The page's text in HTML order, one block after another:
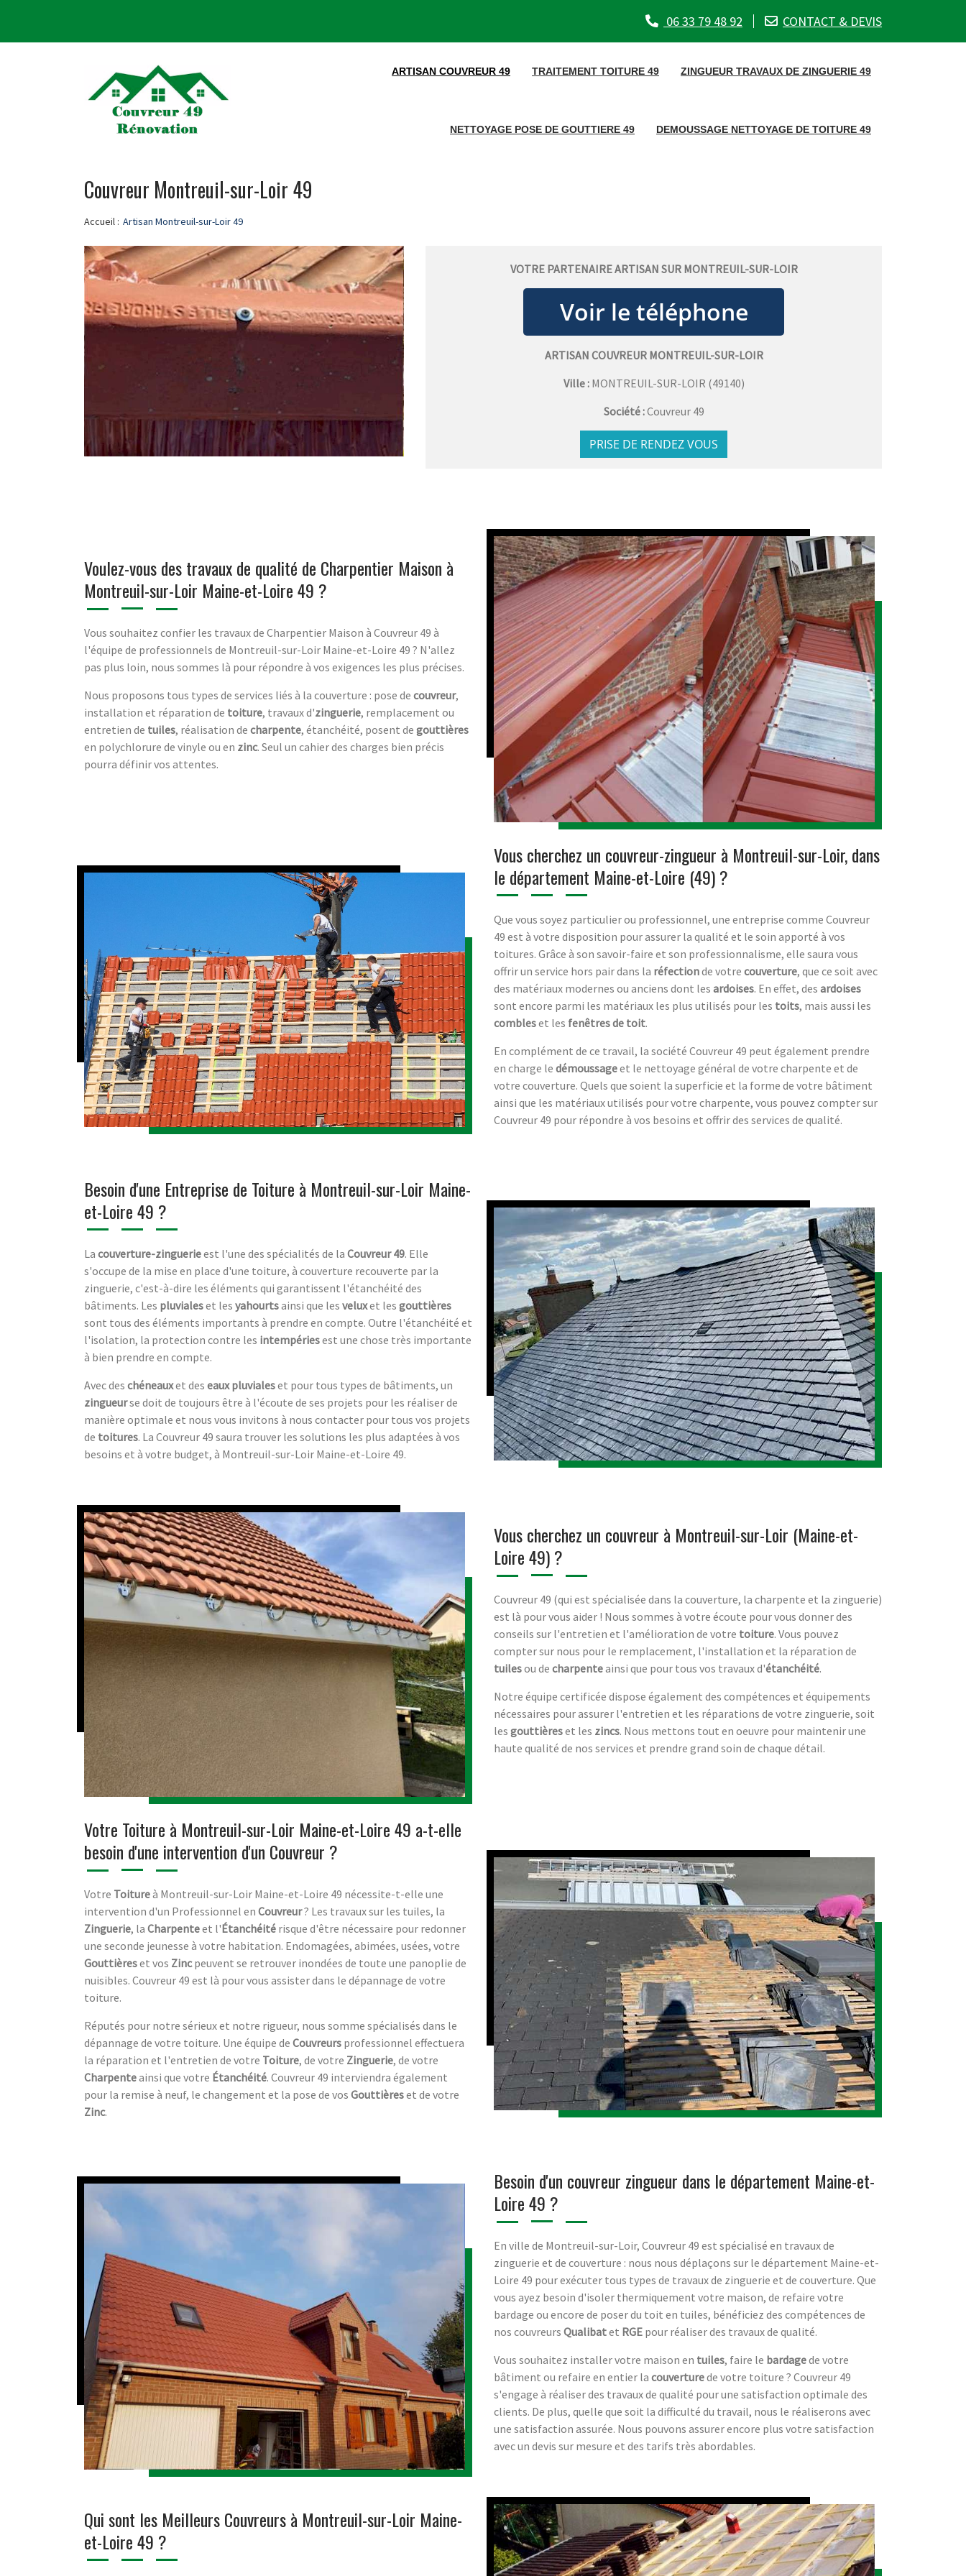
06 33 79 48 92 CONTACT & DEVIS
ARTISAN COUVREUR 49 TRAITEMENT TOITURE 49 ZINGUEUR TRAVAUX DE ZINGUERIE 49
NETTOYAGE POSE DE GOUTTIERE 49 DEMOUSSAGE NETTOYAGE DE TOITURE 49
Couvreur Montreuil-sur-Loir 49
Accueil : Artisan Montreuil-sur-Loir 49
VOTRE PARTENAIRE ARTISAN SUR MONTREUIL-SUR-LOIR
ARTISAN COUVREUR MONTREUIL-SUR-LOIR
Ville : MONTREUIL-SUR-LOIR (49140)
Société :Couvreur 49
PRISE DE RENDEZ VOUS
Voulez-vous des travaux de qualité de Charpentier Maison à
Montreuil-sur-Loir Maine-et-Loire 49 ?
Vous souhaitez confier les travaux de Charpentier Maison à Couvreur 49 à
l'équipe de professionnels de Montreuil-sur-Loir Maine-et-Loire 49 ? N'allez
pas plus loin, nous sommes là pour répondre à vos exigences les plus précises.
Nous proposons tous types de services liés à la couverture : pose de couvreur,
installation et réparation de toiture, travaux d'zinguerie, remplacement ou
entretien de tuiles, réalisation de charpente, étanchéité, posent de gouttières
en polychlorure de vinyle ou en zinc. Seul un cahier des charges bien précis
pourra définir vos attentes.
Vous cherchez un couvreur-zingueur à Montreuil-sur-Loir, dans
le département Maine-et-Loire (49) ?
Que vous soyez particulier ou professionnel, une entreprise comme Couvreur
49 est à votre disposition pour assurer la qualité et le soin apporté à vos
toitures. Grâce à son savoir-faire et son professionnalisme, elle saura vous
offrir un service hors pair dans la réfectionde votre couverture, que ce soit avec
des matériaux modernes ou anciens dont les ardoises. En effet, des ardoises
sont encore parmi les matériaux les plus utilisés pour les toits, mais aussi les
combleset les fenêtres de toit.
En complément de ce travail, la société Couvreur 49 peut également prendre
en charge le démoussageet le nettoyage général de votre charpente et de
votre couverture. Quels que soient la superficie et la forme de votre bâtiment
ainsi que les matériaux utilisés pour votre charpente, vous pouvez compter sur
Couvreur 49 pour répondre à vos besoins et offrir des services de qualité.
Besoin d'une Entreprise de Toiture à Montreuil-sur-Loir Maine-
et-Loire 49 ?
La couverture-zinguerieest l'une des spécialités de la Couvreur 49. Elle
s'occupe de la mise en place d'une toiture, à couverture recouverte par la
zinguerie, c'est-à-dire les éléments qui garantissent l'étanchéité des
bâtiments. Les pluvialeset les yahourtsainsi que les veluxet les gouttières
sont tous des éléments importants à prendre en compte. Outre l'étanchéité et
l'isolation, la protection contre les intempériesest une chose très importante
à bien prendre en compte.
Avec des chéneauxet des eaux pluvialeset pour tous types de bâtiments, un
zingueurse doit de toujours être à l'écoute de ses projets pour les réaliser de
manière optimale et nous vous invitons à nous contacter pour tous vos projets
de toitures. La Couvreur 49 saura trouver les solutions les plus adaptées à vos
besoins et à votre budget, à Montreuil-sur-Loir Maine-et-Loire 49.
Vous cherchez un couvreur à Montreuil-sur-Loir (Maine-et-
Loire 49) ?
Couvreur 49 (qui est spécialisée dans la couverture, la charpente et la zinguerie)
est là pour vous aider ! Nous sommes à votre écoute pour vous donner des
conseils sur l'entretien et l'amélioration de votre toiture. Vous pouvez
compter sur nous pour le remplacement, l'installation et la réparation de
tuilesou de charpenteainsi que pour tous vos travaux d'étanchéité.
Notre équipe certificée dispose également des compétences et équipements
nécessaires pour assurer l'entretien et les réparations de votre zinguerie, soit
les gouttièreset les zincs. Nous mettons tout en oeuvre pour maintenir une
haute qualité de nos services et prendre grand soin de chaque détail.
Votre Toiture à Montreuil-sur-Loir Maine-et-Loire 49 a-t-elle
besoin d'une intervention d'un Couvreur ?
Votre Toitureà Montreuil-sur-Loir Maine-et-Loire 49 nécessite-t-elle une
intervention d'un Professionnel en Couvreur? Les travaux sur les tuiles, la
Zinguerie, la Charpenteet l'Étanchéité risque d'être nécessaire pour redonner
une seconde jeunesse à votre habitation. Endomagées, abimées, usées, votre
Gouttièreset vos Zincpeuvent se retrouver inondées de toute une panoplie de
nuisibles. Couvreur 49 est là pour vous assister dans le dépannage de votre
toiture.
Réputés pour notre sérieux et notre rigueur, nous somme spécialisés dans le
dépannage de votre toiture. Une équipe de Couvreurs professionnel effectuera
la réparation et l'entretien de votre Toiture, de votre Zinguerie, de votre
Charpenteainsi que votre Étanchéité. Couvreur 49 interviendra également
pour la remise à neuf, le changement et la pose de vos Gouttièreset de votre
Zinc.
Besoin d'un couvreur zingueur dans le département Maine-et-
Loire 49 ?
En ville de Montreuil-sur-Loir, Couvreur 49 est spécialisé en travaux de
zinguerie et de couverture : nous nous déplaçons sur le département Maine-et-
Loire 49 pour exécuter tous types de travaux de zinguerie et de couverture. Que
vous ayez besoin d'isoler thermiquement votre maison, de refaire votre
bardage ou encore de poser du toit en tuiles, bénéficiez des compétences de
nos couvreurs Qualibatet RGE pour réaliser des travaux de qualité.
Vous souhaitez installer votre maison en tuiles, faire le bardagede votre
bâtiment ou refaire en entier la couverturede votre toiture ? Couvreur 49
s'engage à réaliser des travaux de qualité pour une satisfaction optimale des
clients. De plus, quelle que soit la difficulté du travail, nous le réaliserons avec
une satisfaction assurée. Nous pouvons assurer encore plus votre satisfaction
avec un devis sur mesure et des tarifs très abordables.
Qui sont les Meilleurs Couvreurs à Montreuil-sur-Loir Maine-
et-Loire 49 ?